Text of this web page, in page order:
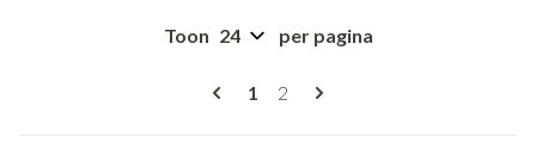
Pagina's
U lees momenteel pagina
1 Pagina
2
Toon per pagina